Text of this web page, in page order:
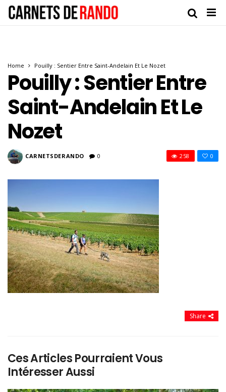
Home Pouilly : Sentier Entre Saint-Andelain Et Le Nozet
Pouilly : Sentier Entre
Saint-Andelain Et Le
Nozet
CARNETSDERANDO 0 0
258
Share
Ces Articles Pourraient Vous
Intéresser Aussi